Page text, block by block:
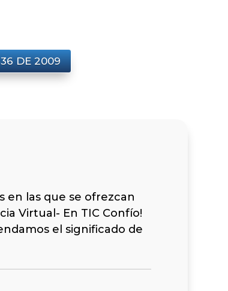
DE 2009
las que se ofrezcan
Virtual- En TIC Confío!
el significado de